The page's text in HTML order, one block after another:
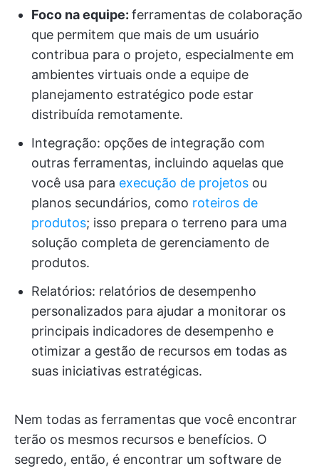
Foco na equipe: ferramentas de colaboração
que permitem que mais de um usuário
contribua para o projeto, especialmente em
ambientes virtuais onde a equipe de
planejamento estratégico pode estar
distribuída remotamente.
Integração: opções de integração com
outras ferramentas, incluindo aquelas que
você usa para execução de projetos ou
planos secundários, como roteiros de
produtos; isso prepara o terreno para uma
solução completa de gerenciamento de
produtos.
Relatórios: relatórios de desempenho
personalizados para ajudar a monitorar os
principais indicadores de desempenho e
otimizar a gestão de recursos em todas as
suas iniciativas estratégicas.
Nem todas as ferramentas que você encontrar
terão os mesmos recursos e benefícios. O
segredo, então, é encontrar um software de